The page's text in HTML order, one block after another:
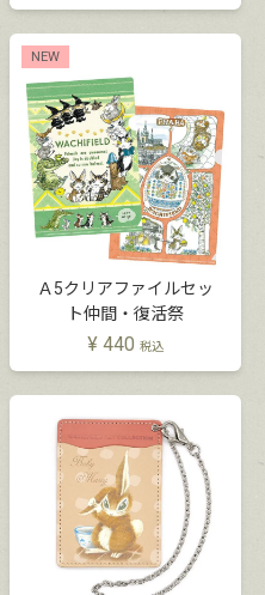
NEW
Ａ5クリアファイルセッ
ト仲間・復活祭
¥ 440 税込